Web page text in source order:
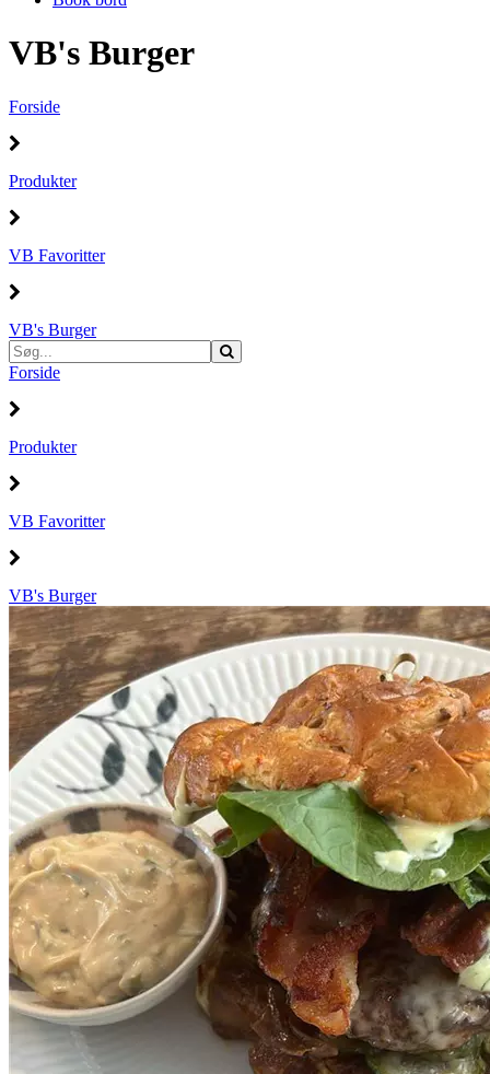
VB's Burger
Forside
Produkter
VB Favoritter
VB's Burger
Forside
Produkter
VB Favoritter
VB's Burger